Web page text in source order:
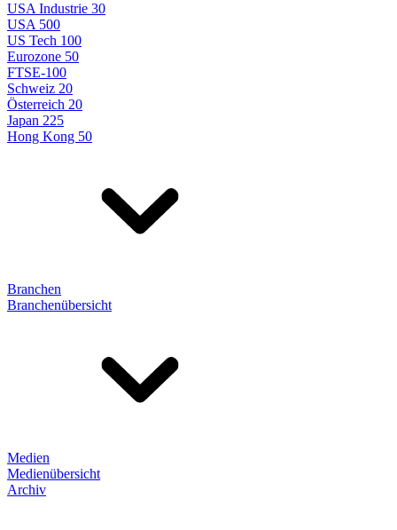
USA Industrie 30
USA 500
US Tech 100
Eurozone 50
FTSE-100
Schweiz 20
Österreich 20
Japan 225
Hong Kong 50
Branchen
Branchenübersicht
Medien
Medienübersicht
Archiv